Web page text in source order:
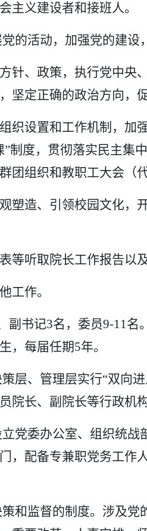
主义建设者和接班人。
的活动，加强党的建设
针、政策，执行党中
坚定正确的政治方向，
织设置和工作机制，
”制度，贯彻落实民主集
团组织和教职工大会（
塑造、引领校园文化，
等听取院长工作报告以
工作。
副书记3名，委员9-11
，每届任期5年。
层、管理层实行“双向
院长、副院长等行政机
党委办公室、组织统
，配备专兼职党务工作
和监督的制度。涉及